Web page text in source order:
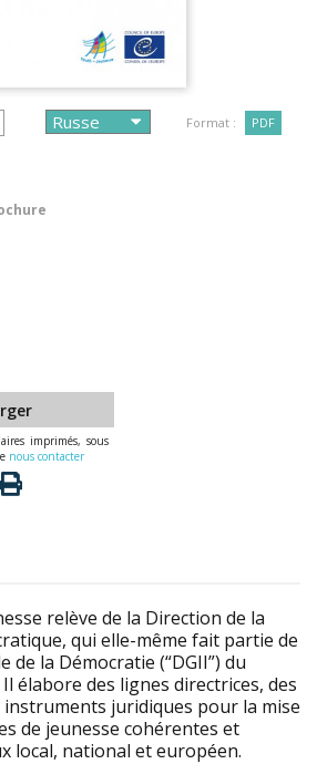
Format : PDF
imprimés, sous
nous contacter
relève de la Direction de la
qui elle-même fait partie de
de la Démocratie (“DGII”) du
Il élabore des lignes directrices, des
juridiques pour la mise
de jeunesse cohérentes et
local, national et européen.